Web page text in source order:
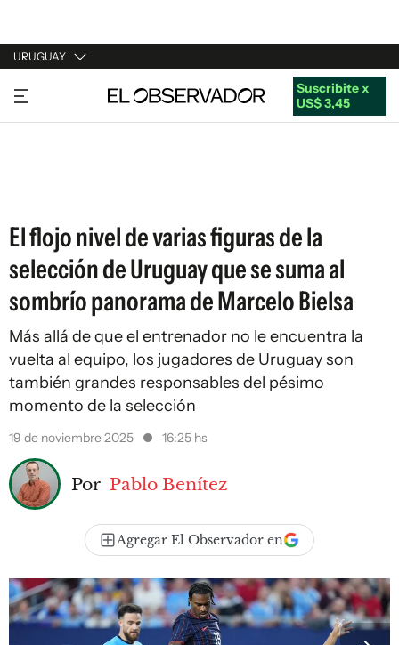
URUGUAY
URUGUAY
ARGENTINA
Suscribite x
US$ 3,45
El flojo nivel de varias figuras de la
selección de Uruguay que se suma al
sombrío panorama de Marcelo Bielsa
Más allá de que el entrenador no le encuentra la
vuelta al equipo, los jugadores de Uruguay son
también grandes responsables del pésimo
momento de la selección
19 de noviembre 2025 16:25 hs
Por Pablo Benítez
Agregar El Observador en